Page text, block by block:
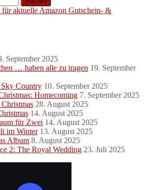
September 2025
… haben alle zu tragen 19. September
Country 10. September 2025
Homecoming 7. September 2025
28. August 2025
14. August 2025
für Zwei 14. August 2025
im Winter 13. August 2025
Album 8. August 2025
2: The Royal Wedding 23. Juli 2025